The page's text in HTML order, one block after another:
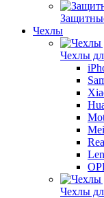
Чехлы
Чехлы
Чехлы